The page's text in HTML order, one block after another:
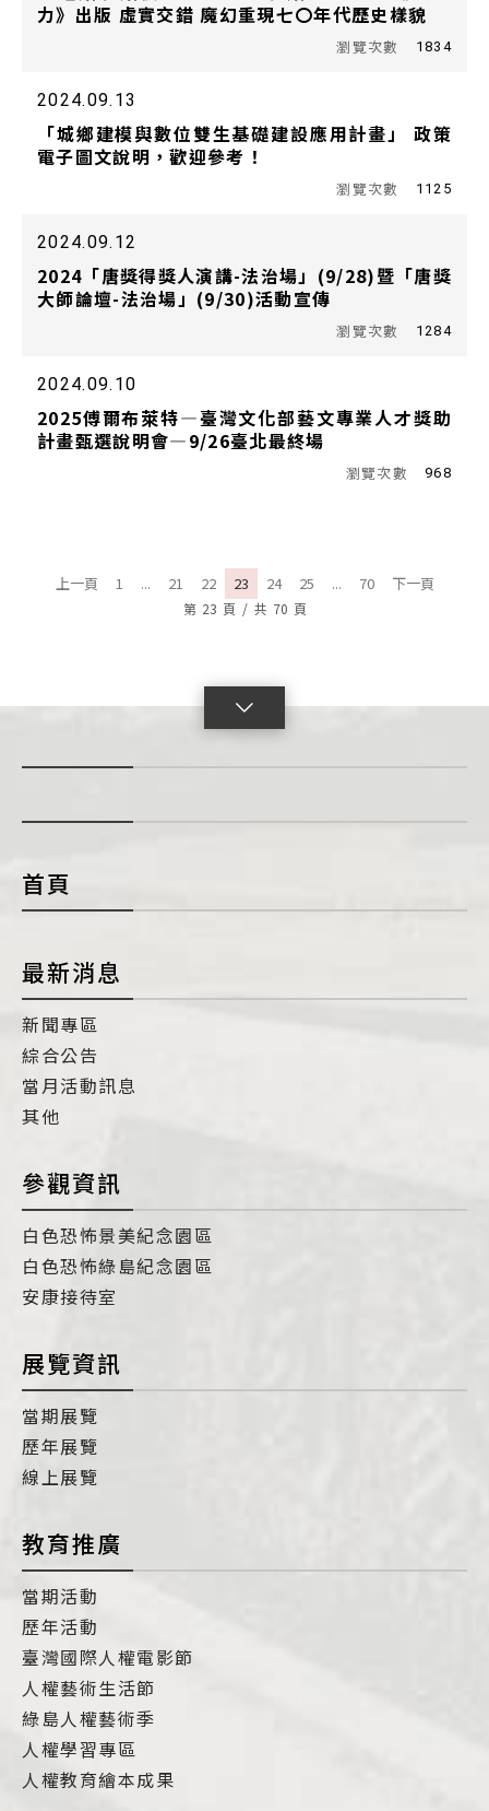
力》出版 虛實交錯 魔幻重現七〇年代歷史樣貌
1834
2024.09.13
「城鄉建模與數位雙生基礎建設應用計畫」 政策
電子圖文說明，歡迎參考！
1125
2024.09.12
2024「唐獎得獎人演講-法治場」(9/28)暨「唐獎
大師論壇-法治場」(9/30)活動宣傳
1284
2024.09.10
2025傅爾布萊特—臺灣文化部藝文專業人才獎助
計畫甄選說明會—9/26臺北最終場
968
上一頁 1 ... 21 22 23 24 25 ... 70 下一頁
第 23 頁 / 共 70 頁
首頁
最新消息
新聞專區
綜合公告
當月活動訊息
其他
參觀資訊
白色恐怖景美紀念園區
白色恐怖綠島紀念園區
安康接待室
展覽資訊
當期展覽
歷年展覽
線上展覽
教育推廣
當期活動
歷年活動
臺灣國際人權電影節
人權藝術生活節
綠島人權藝術季
人權學習專區
人權教育繪本成果